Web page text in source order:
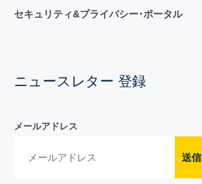
セキュリティ&プライバシー･ポータル
ニュースレター 登録
メールアドレス
送信